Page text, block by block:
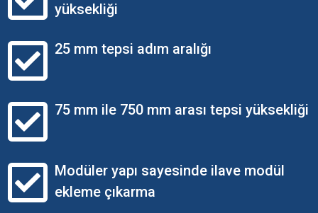
yüksekliği
25 mm tepsi adım aralığı
75 mm ile 750 mm arası tepsi yüksekliği
Modüler yapı sayesinde ilave modül
ekleme çıkarma